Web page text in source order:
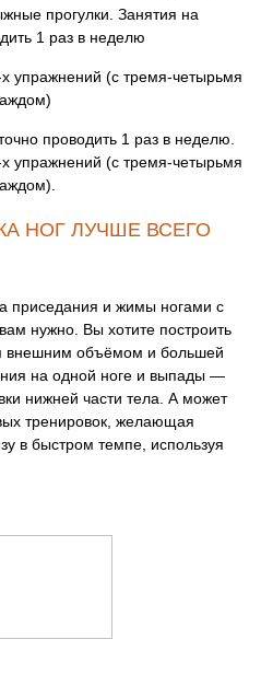
прогулки. Занятия на
1 раз в неделю
упражнений (с тремя-четырьмя
проводить 1 раз в неделю.
упражнений (с тремя-четырьмя
НОГ ЛУЧШЕ ВСЕГО
приседания и жимы ногами с
нужно. Вы хотите построить
внешним объёмом и большей
на одной ноге и выпады —
нижней части тела. А может
тренировок, желающая
в быстром темпе, используя